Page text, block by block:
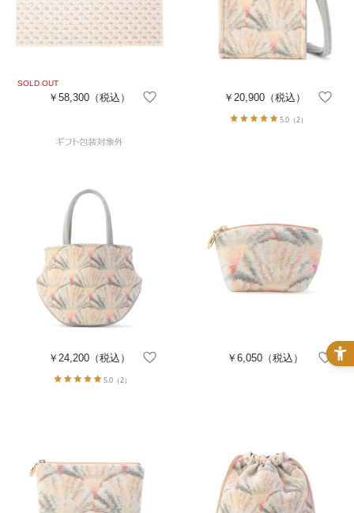
￥58,300（税込） ￥20,900 （税込）
5.0（2）
￥24,200（税込）
5.0 （2）
￥6,050（税込）